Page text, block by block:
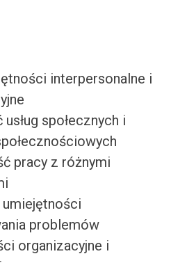
interpersonalne i
społecznych i
pracy z różnymi
umiejętności
problemów
organizacyjne i